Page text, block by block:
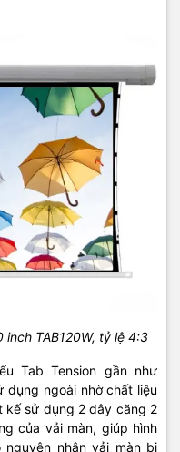
inch TAB120W, tỷ lệ 4:3
Tab Tension gần như
ngoài nhờ chất liệu
kế sử dụng 2 dây căng 2
của vải màn, giúp hình
nhân vải màn bị